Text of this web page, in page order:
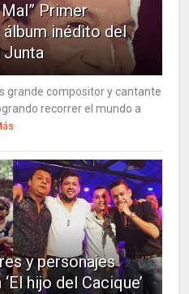
Primer
inédito del
Junta
grande compositor y cantante
recorrer el mundo a
y personajes
hijo del Cacique’